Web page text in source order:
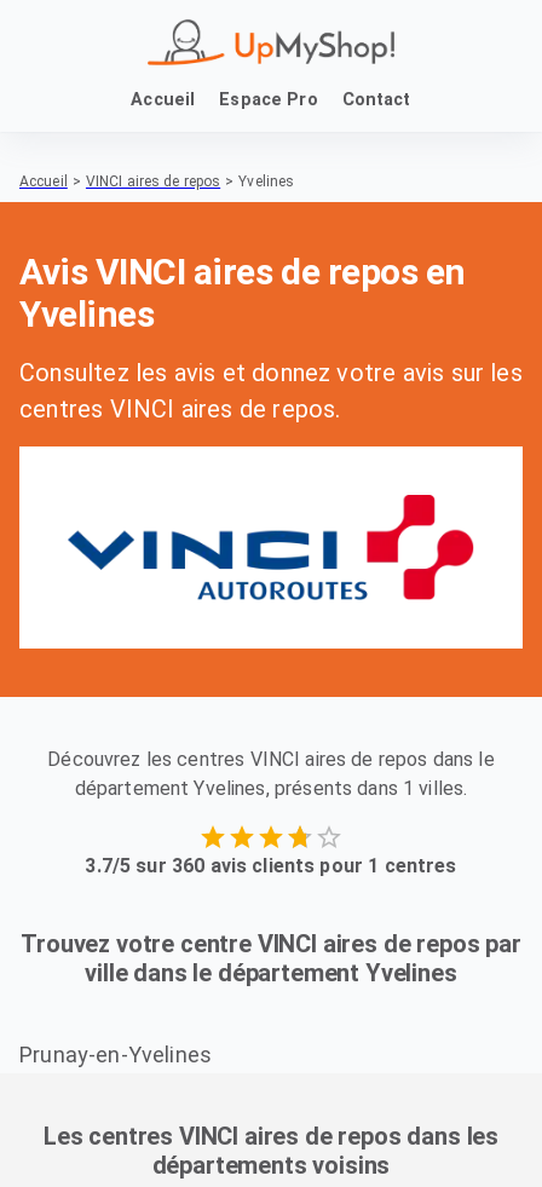
Accueil Espace Pro Contact
Accueil > VINCI aires de repos > Yvelines
Avis VINCI aires de repos en
Yvelines
Consultez les avis et donnez votre avis sur les
centres VINCI aires de repos.
Découvrez les centres VINCI aires de repos dans le
département Yvelines, présents dans 1 villes.
3.7/5 sur 360 avis clients pour 1 centres
Trouvez votre centre VINCI aires de repos par
ville dans le département Yvelines
Prunay-en-Yvelines
Les centres VINCI aires de repos dans les
départements voisins